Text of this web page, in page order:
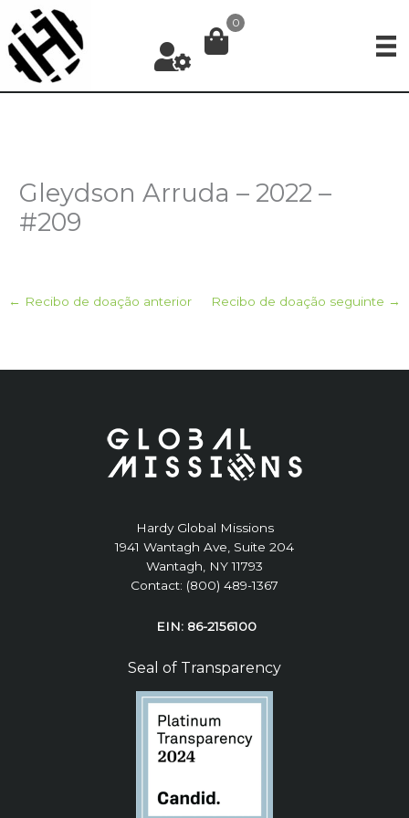
para
conteúdo
0
Gleydson Arruda – 2022 –
#209
← Recibo de doação anterior Recibo de doação seguinte →
Hardy Global Missions
1941 Wantagh Ave, Suite 204
Wantagh, NY 11793
Contact: (800) 489-1367
EIN: 86-2156100
Seal of Transparency